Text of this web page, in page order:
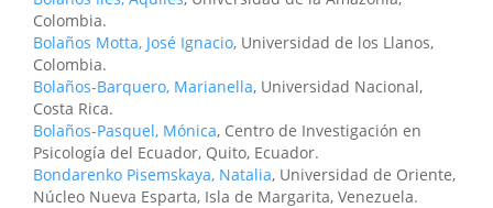
Colombia.
Bolaños Motta, José Ignacio, Universidad de los Llanos,
Colombia.
Bolaños-Barquero, Marianella, Universidad Nacional,
Costa Rica.
Bolaños-Pasquel, Mónica, Centro de Investigación en
Psicología del Ecuador, Quito, Ecuador.
Bondarenko Pisemskaya, Natalia, Universidad de Oriente,
Núcleo Nueva Esparta, Isla de Margarita, Venezuela.